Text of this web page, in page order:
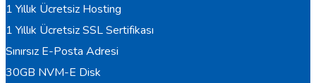
1 Yıllık Ücretsiz Hosting
1 Yıllık Ücretsiz SSL Sertifikası
Sınırsız E-Posta Adresi
30GB NVM-E Disk